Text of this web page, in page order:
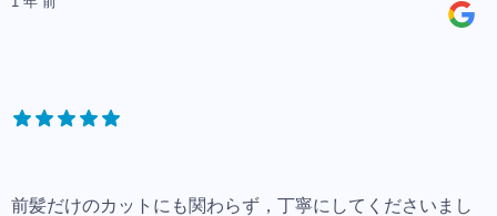
前髪だけのカットにも関わらず，丁寧にしてくださいまし